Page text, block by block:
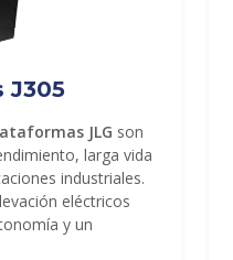
J305
JLG son
larga vida
industriales.
eléctricos
y un